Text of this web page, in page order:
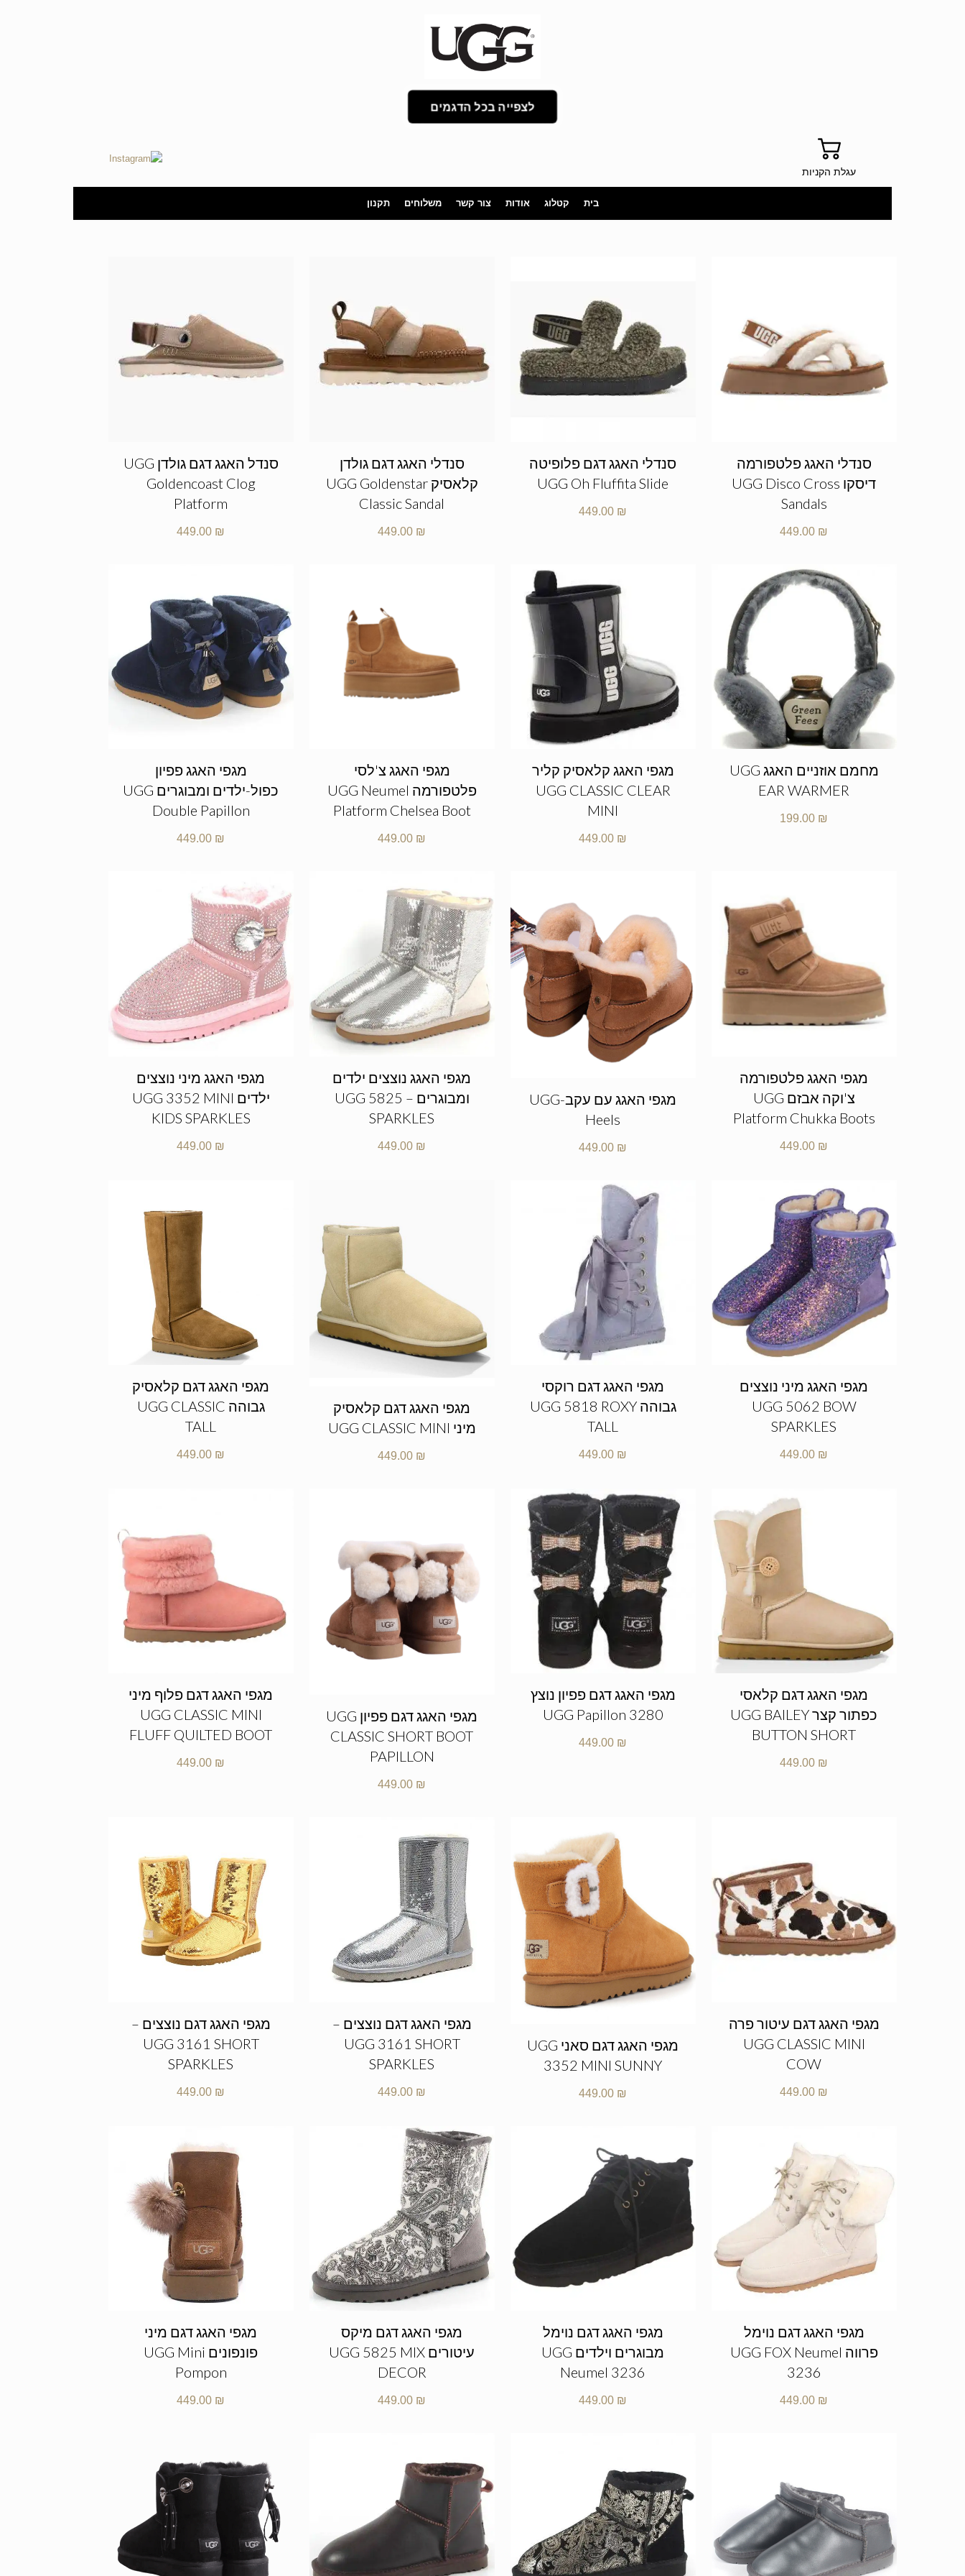
לצפייה בכל הדגמים
עגלת הקניות
בית קטלוג אודות צור קשר משלוחים תקנון
סנדלי האגג פלטפורמה
דיסקו UGG Disco Cross
Sandals
449.00 ₪
סנדלי האגג דגם פלופיטה
UGG Oh Fluffita Slide
449.00 ₪
סנדלי האגג דגם גולדן
קלאסיק UGG Goldenstar
Classic Sandal
449.00 ₪
סנדל האגג דגם גולדן UGG
Goldencoast Clog
Platform
449.00 ₪
מחמם אוזניים האגג UGG
EAR WARMER
199.00 ₪
מגפי האגג קלאסיק קליר
UGG CLASSIC CLEAR
MINI
449.00 ₪
מגפי האגג צ'לסי
פלטפורמה UGG Neumel
Platform Chelsea Boot
449.00 ₪
מגפי האגג פפיון
כפול-ילדים ומבוגרים UGG
Double Papillon
449.00 ₪
מגפי האגג פלטפורמה
צ'וקה אבזם UGG
Platform Chukka Boots
449.00 ₪
מגפי האגג עם עקב-UGG
Heels
449.00 ₪
מגפי האגג נוצצים ילדים
ומבוגרים – UGG 5825
SPARKLES
449.00 ₪
מגפי האגג מיני נוצצים
ילדים UGG 3352 MINI
KIDS SPARKLES
449.00 ₪
מגפי האגג מיני נוצצים
UGG 5062 BOW
SPARKLES
449.00 ₪
מגפי האגג דגם רוקסי
גבוהה UGG 5818 ROXY
TALL
449.00 ₪
מגפי האגג דגם קלאסיק
מיני UGG CLASSIC MINI
449.00 ₪
מגפי האגג דגם קלאסיק
גבוהה UGG CLASSIC
TALL
449.00 ₪
מגפי האגג דגם קלאסי
כפתור קצר UGG BAILEY
BUTTON SHORT
449.00 ₪
מגפי האגג דגם פפיון נוצץ
UGG Papillon 3280
449.00 ₪
מגפי האגג דגם פפיון UGG
CLASSIC SHORT BOOT
PAPILLON
449.00 ₪
מגפי האגג דגם פלוף מיני
UGG CLASSIC MINI
FLUFF QUILTED BOOT
449.00 ₪
מגפי האגג דגם עיטור פרה
UGG CLASSIC MINI
COW
449.00 ₪
מגפי האגג דגם סאני UGG
3352 MINI SUNNY
449.00 ₪
מגפי האגג דגם נוצצים –
UGG 3161 SHORT
SPARKLES
449.00 ₪
מגפי האגג דגם נוצצים –
UGG 3161 SHORT
SPARKLES
449.00 ₪
מגפי האגג דגם נוימל
פרווה UGG FOX Neumel
3236
449.00 ₪
מגפי האגג דגם נוימל
מבוגרים וילדים UGG
Neumel 3236
449.00 ₪
מגפי האגג דגם מיקס
עיטורים UGG 5825 MIX
DECOR
449.00 ₪
מגפי האגג דגם מיני
פונפונים UGG Mini
Pompon
449.00 ₪